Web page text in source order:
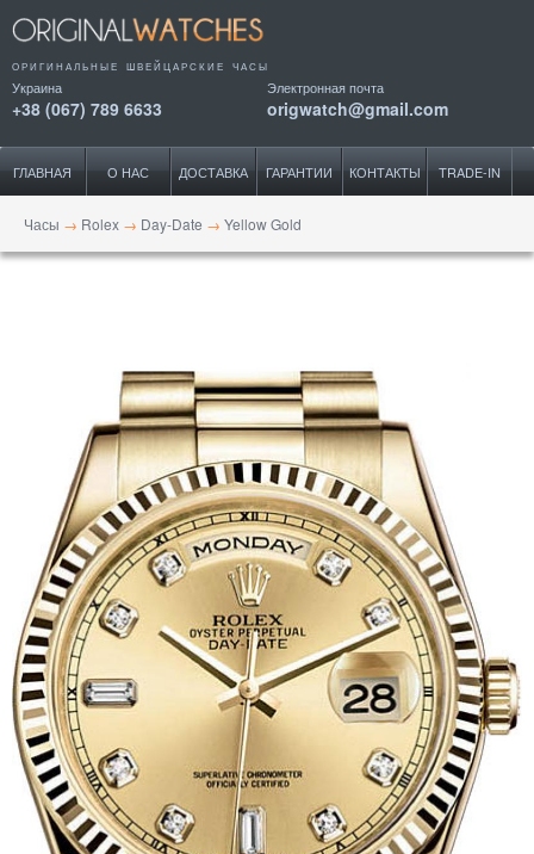
ОРИГИНАЛЬНЫЕ ШВЕЙЦАРСКИЕ ЧАСЫ
Украина
+38 (067) 789 6633
Электронная почта
origwatch@gmail.com
ГЛАВНАЯ О НАС ДОСТАВКА ГАРАНТИИ КОНТАКТЫ TRADE-IN
Часы → Rolex → Day-Date → Yellow Gold